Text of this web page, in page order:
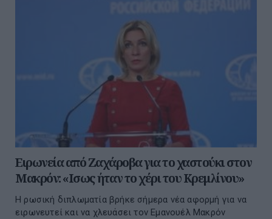
Ειρωνεία από Ζαχάροβα για το χαστούκι στον
Μακρόν: «Ισως ήταν το χέρι του Κρεμλίνου»
Η ρωσική διπλωματία βρήκε σήμερα νέα αφορμή για να
ειρωνευτεί και να χλευάσει τον Εμανουέλ Μακρόν